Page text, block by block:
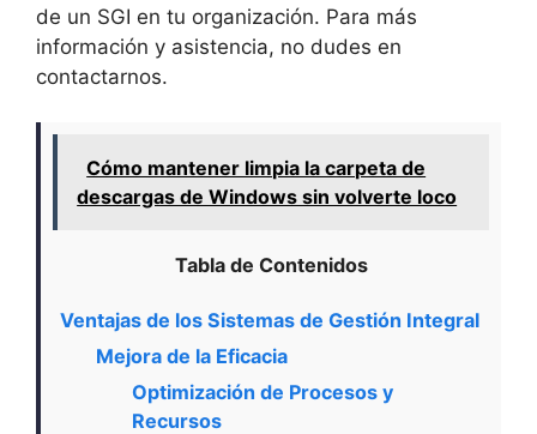
de un SGI en tu organización. Para más
información y asistencia, no dudes en
contactarnos.
Cómo mantener limpia la carpeta de
descargas de Windows sin volverte loco
Tabla de Contenidos
Ventajas de los Sistemas de Gestión Integral
Mejora de la Eficacia
Optimización de Procesos y
Recursos